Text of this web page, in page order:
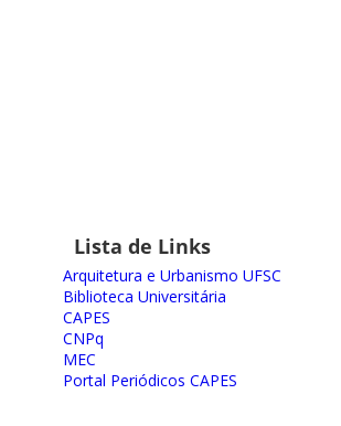
Lista de Links
Arquitetura e Urbanismo UFSC
Biblioteca Universitária
CAPES
CNPq
MEC
Portal Periódicos CAPES